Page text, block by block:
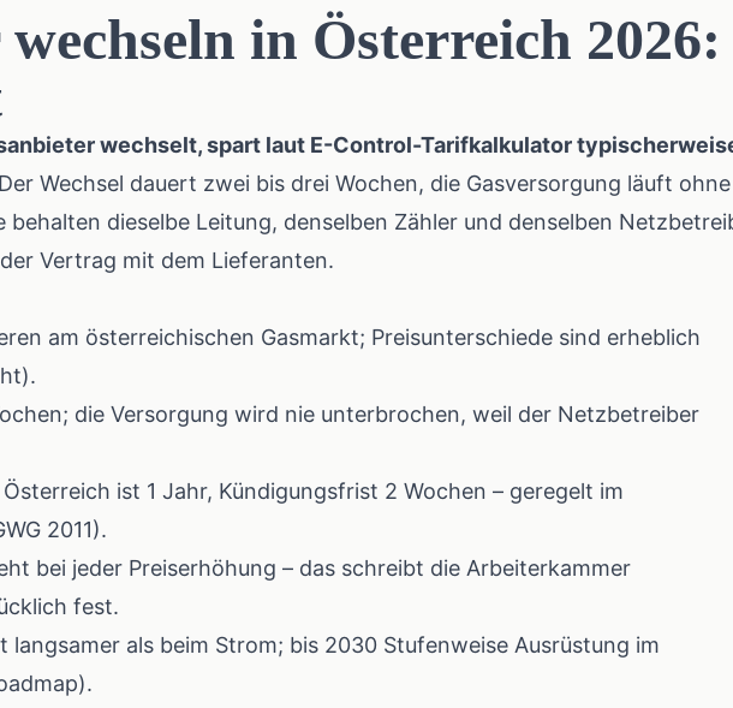
in Österreich 2026:
wechselt, spart laut E-Control-Tarifkalkulator
Der Wechsel dauert zwei bis drei Wochen, die Gasversorgung läuft ohne
dieselbe Leitung, denselben Zähler und denselben
Vertrag mit dem Lieferanten.
am österreichischen Gasmarkt; Preisunterschiede sind erheblich
).
die Versorgung wird nie unterbrochen, weil der Netzbetreiber
ist 1 Jahr, Kündigungsfrist 2 Wochen – geregelt im
2011).
bei jeder Preiserhöhung – das schreibt die Arbeiterkammer
fest.
langsamer als beim Strom; bis 2030 Stufenweise Ausrüstung im